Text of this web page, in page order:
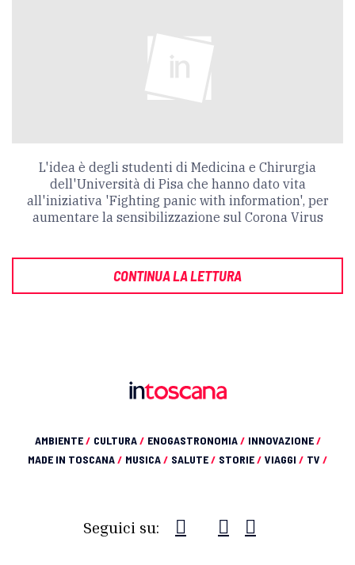
L'idea è degli studenti di Medicina e Chirurgia
dell'Università di Pisa che hanno dato vita
all'iniziativa 'Fighting panic with information', per
aumentare la sensibilizzazione sul Corona Virus
CONTINUA LA LETTURA
AMBIENTE/ CULTURA/ ENOGASTRONOMIA/ INNOVAZIONE/
MADE IN TOSCANA/ MUSICA/ SALUTE/ STORIE/ VIAGGI / TV /
Seguici su: